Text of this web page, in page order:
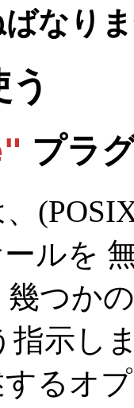
なり
プラ
(
ルを
幾つか
指示し
るオ